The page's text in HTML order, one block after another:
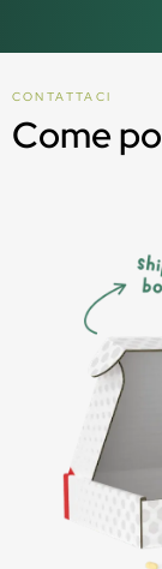
CONTATTACI
Come